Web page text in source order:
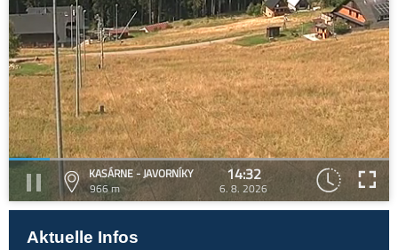
KASÁRNE - JAVORNÍKY
966 m
14:32
6. 8. 2026
Aktuelle Infos